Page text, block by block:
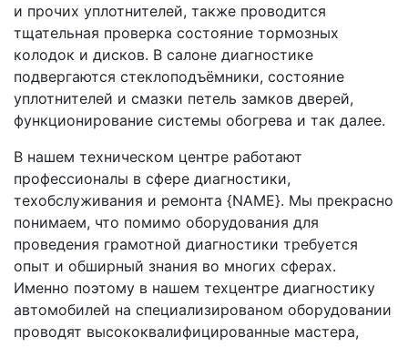
и прочих уплотнителей, также проводится
тщательная проверка состояние тормозных
колодок и дисков. В салоне диагностике
подвергаются стеклоподъёмники, состояние
уплотнителей и смазки петель замков дверей,
функционирование системы обогрева и так далее.
В нашем техническом центре работают
профессионалы в сфере диагностики,
техобслуживания и ремонта {NAME}. Мы прекрасно
понимаем, что помимо оборудования для
проведения грамотной диагностики требуется
опыт и обширный знания во многих сферах.
Именно поэтому в нашем техцентре диагностику
автомобилей на специализированом оборудовании
проводят высококвалифицированные мастера,